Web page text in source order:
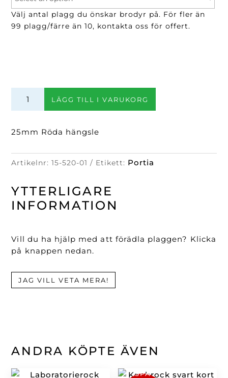
25mm Röda hängsle
Artikelnr:15-520-01 Etikett: Portia
YTTERLIGARE
INFORMATION
Välj antal plagg du önskar brodyr på. För fler än
99 plagg/färre än 10, kontakta oss för offert.
Hängsle
LÄGG TILL I VARUKORG
Vill du ha hjälp med att förädla plaggen? Klicka
på knappen nedan.
JAG VILL VETA MERA!
ANDRA KÖPTE ÄVEN
SPA